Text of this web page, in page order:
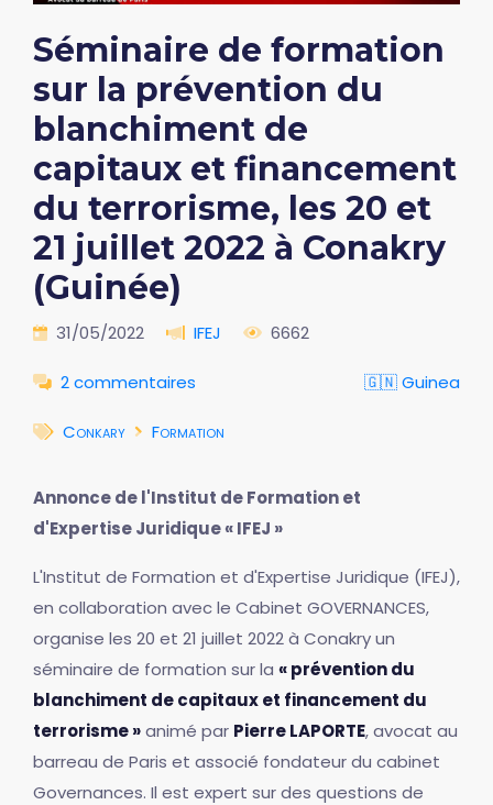
Séminaire de formation
sur la prévention du
blanchiment de
capitaux et financement
du terrorisme, les 20 et
21 juillet 2022 à Conakry
(Guinée)
31/05/2022 IFEJ 6662
2 commentaires 🇬🇳 Guinea
Conkary Formation
Annonce de l'Institut de Formation et
d'Expertise Juridique « IFEJ »
L'Institut de Formation et d'Expertise Juridique (IFEJ),
en collaboration avec le Cabinet GOVERNANCES,
organise les 20 et 21 juillet 2022 à Conakry un
séminaire de formation sur la « prévention du
blanchiment de capitaux et financement du
terrorisme »animé par Pierre LAPORTE, avocat au
barreau de Paris et associé fondateur du cabinet
Governances. Il est expert sur des questions de